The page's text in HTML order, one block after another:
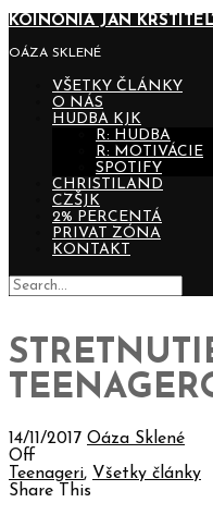
KOINONIA JÁN KRSTITEĽ
OÁZA SKLENÉ
VŠETKY ČLÁNKY
O NÁS
HUDBA KJK
R: HUDBA
R: MOTIVÁCIE
SPOTIFY
CHRISTILAND
CZŠJK
2% PERCENTÁ
PRIVAT ZÓNA
KONTAKT
14/11/2017 Oáza Sklené
Off
Teenageri, Všetky články
Share This